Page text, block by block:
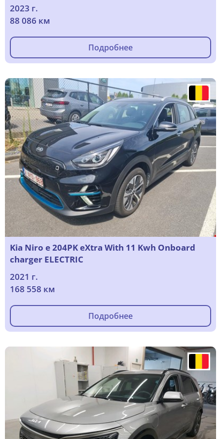
2023 г.
88 086 км
Подробнее
Kia Niro e 204PK eXtra With 11 Kwh Onboard
charger ELECTRIC
2021 г.
168 558 км
Подробнее